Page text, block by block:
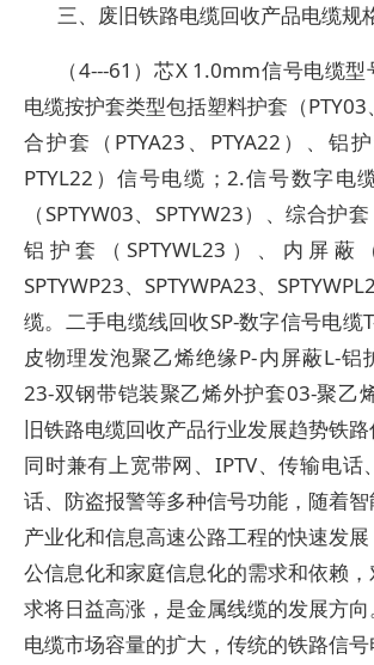
三、废旧铁路电缆回收产品电缆规
（4---61）芯X 1.0mm信号电缆
电缆按护套类型包括塑料护套（PTY03
合护套（PTYA23、PTYA22）、铝护
PTYL22）信号电缆；2.信号数字电
（SPTYW03、SPTYW23）、综合护套
铝护套（SPTYWL23）、内屏蔽
SPTYWP23、SPTYWPA23、
缆。二手电缆线回收SP-数字信号电缆
皮物理发泡聚乙烯绝缘P-内屏蔽L-铝
23-双钢带铠装聚乙烯外护套03-聚乙
旧铁路电缆回收产品行业发展趋势铁
同时兼有上宽带网、IPTV、传输电话
话、防盗报警等多种信号功能，随着
产业化和信息高速公路工程的快速发
公信息化和家庭信息化的需求和依赖
求将日益高涨，是金属线缆的发展方
电缆市场容量的扩大，传统的铁路信